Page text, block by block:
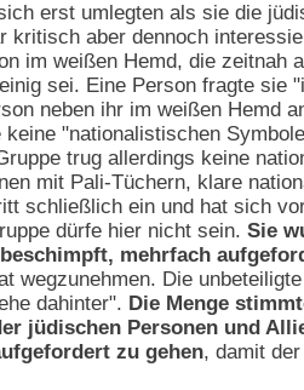
erst umlegten als sie die
kritisch aber dennoch
im weißen Hemd, die zeitnah
sei. Eine Person fragte sie
neben ihr im weißen Hemd
"nationalistischen
trug allerdings keine
mit Pali-Tüchern, klare
schließlich ein und hat sich
dürfe hier nicht sein. Sie
mehrfach
wegzunehmen. Die
dahinter". Die Menge
jüdischen Personen und
zu gehen, damit